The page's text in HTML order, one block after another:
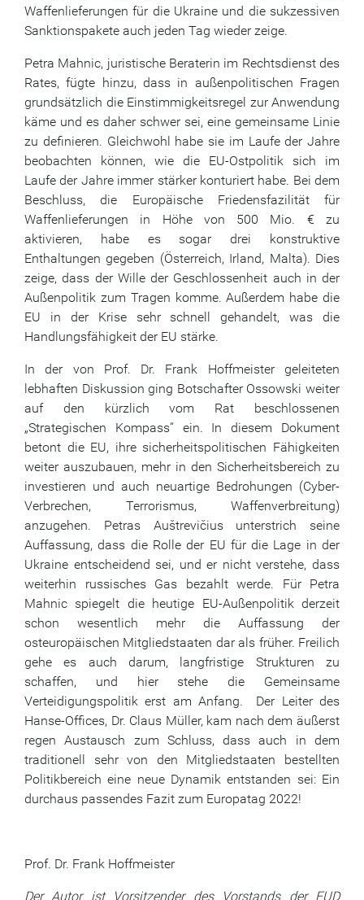
Waffenlieferungen für die Ukraine und die sukzessiven
Sanktionspakete auch jeden Tag wieder zeige.
Petra Mahnic, juristische Beraterin im Rechtsdienst des
Rates, fügte hinzu, dass in außenpolitischen Fragen
grundsätzlich die Einstimmigkeitsregel zur Anwendung
käme und es daher schwer sei, eine gemeinsame Linie
zu definieren. Gleichwohl habe sie im Laufe der Jahre
beobachten können, wie die EU-Ostpolitik sich im
Laufe der Jahre immer stärker konturiert habe. Bei dem
Beschluss, die Europäische Friedensfazilität für
Waffenlieferungen in Höhe von 500 Mio. € zu
aktivieren, habe es sogar drei konstruktive
Enthaltungen gegeben (Österreich, Irland, Malta). Dies
zeige, dass der Wille der Geschlossenheit auch in der
Außenpolitik zum Tragen komme. Außerdem habe die
EU in der Krise sehr schnell gehandelt, was die
Handlungsfähigkeit der EU stärke.
In der von Prof. Dr. Frank Hoffmeister geleiteten
lebhaften Diskussion ging Botschafter Ossowski weiter
auf den kürzlich vom Rat beschlossenen
„Strategischen Kompass“ ein. In diesem Dokument
betont die EU, ihre sicherheitspolitischen Fähigkeiten
weiter auszubauen, mehr in den Sicherheitsbereich zu
investieren und auch neuartige Bedrohungen (Cyber-
Verbrechen, Terrorismus, Waffenverbreitung)
anzugehen. Petras Auštrevičius unterstrich seine
Auffassung, dass die Rolle der EU für die Lage in der
Ukraine entscheidend sei, und er nicht verstehe, dass
weiterhin russisches Gas bezahlt werde. Für Petra
Mahnic spiegelt die heutige EU-Außenpolitik derzeit
schon wesentlich mehr die Auffassung der
osteuropäischen Mitgliedstaaten dar als früher. Freilich
gehe es auch darum, langfristige Strukturen zu
schaffen, und hier stehe die Gemeinsame
Verteidigungspolitik erst am Anfang. Der Leiter des
Hanse-Offices, Dr. Claus Müller, kam nach dem äußerst
regen Austausch zum Schluss, dass auch in dem
traditionell sehr von den Mitgliedstaaten bestellten
Politikbereich eine neue Dynamik entstanden sei: Ein
durchaus passendes Fazit zum Europatag 2022!
Prof. Dr. Frank Hoffmeister
Der Autor ist Vorsitzender des Vorstands der EUD